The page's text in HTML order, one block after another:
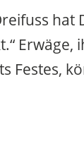
hat
Festes,